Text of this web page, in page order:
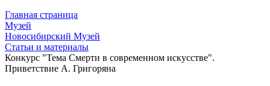
Главная страница
Музей
Новосибирский Музей
Статьи и материалы
Конкурс "Тема Смерти в современном искусстве".
Приветствие А. Григоряна